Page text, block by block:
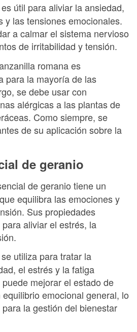
útil para aliviar la ansiedad,
y las tensiones emocionales.
a calmar el sistema nervioso
de irritabilidad y tensión.
romana es
para la mayoría de las
se debe usar con
alérgicas a las plantas de
Como siempre, se
de su aplicación sobre la
de geranio
de geranio tiene un
equilibra las emociones y
Sus propiedades
aliviar el estrés, la
utiliza para tratar la
el estrés y la fatiga
mejorar el estado de
emocional general, lo
la gestión del bienestar